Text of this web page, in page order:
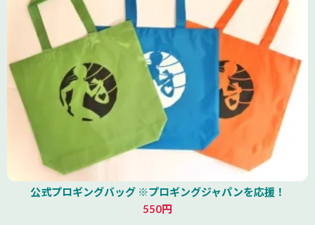
公式プロギングバッグ ※プロギングジャパンを応援！
550円